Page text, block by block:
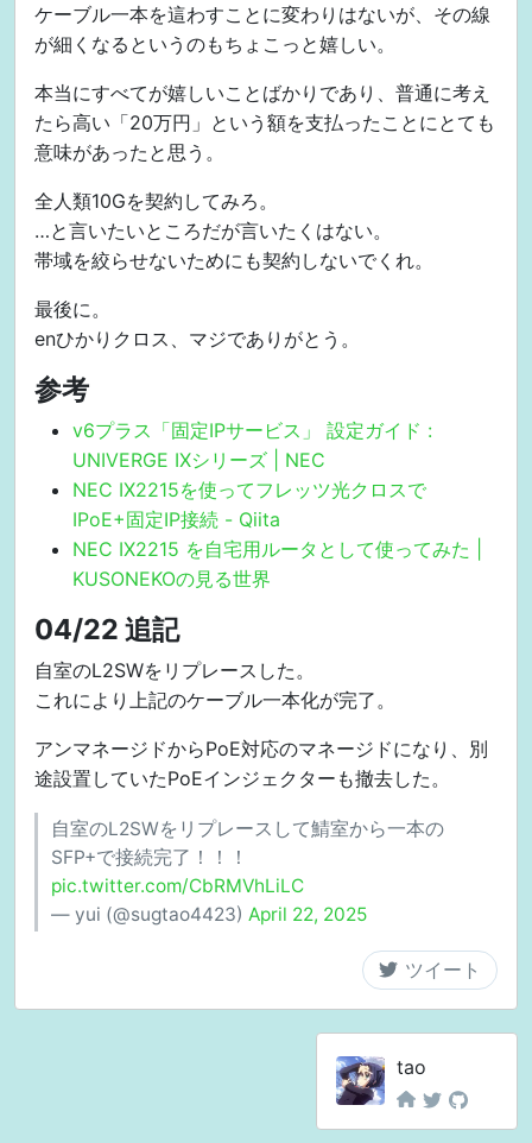
ipv6 interface-identifier
  ipv6 dhcp server dhcpv6-sv0
  ipv6 nd ra other-config-flag
  no shutdown
!
interface GigaEthernet3.1
  encapsulation dot1q 101 tpid 8100
  auto-connect
  ip address 10.0.1.1/24
  ip dhcp binding dhcp1
  ! IX 自身を ::1 に
ipv6 interface-identifier
  ipv6 nd ra enable
  no shutdown
interface GigaEthernet3.2
  encapsulation dot1q 102 tpid 8100
  auto-connect
  ip address 10.0.2.1/24
  ip dhcp binding dhcp2
  ipv6 enable
  ! IX 自身を ::1 に
ipv6 interface-identifier
  ipv6 dhcp server dhcpv6-sv2
  ipv6 nd ra enable
  ipv6 nd ra other-config-flag
  no shutdown
!
  tunnel mode 4-over-6
  tunnel destination BR-ADDRESS
  ip address IP-ADDRESS
  ip tcp adjust-mss auto
  ip napt service http 10.0.x.xx none tcp 80
  ip napt service https 10.0.x.xx none tcp 443
ケーブル一本を這わすことに変わりはないが、その線
が細くなるというのもちょこっと嬉しい。
本当にすべてが嬉しいことばかりであり、普通に考え
たら高い「20万円」という額を支払ったことにとても
意味があったと思う。
全人類10Gを契約してみろ。
…と言いたいところだが言いたくはない。
帯域を絞らせないためにも契約しないでくれ。
最後に。
enひかりクロス、マジでありがとう。
参考
v6プラス「固定IPサービス」 設定ガイド :
UNIVERGE IXシリーズ | NEC
NEC IX2215を使ってフレッツ光クロスで
IPoE+固定IP接続 - Qiita
NEC IX2215 を自宅用ルータとして使ってみた |
KUSONEKOの見る世界
04/22 追記
自室のL2SWをリプレースした。
これにより上記のケーブル一本化が完了。
アンマネージドからPoE対応のマネージドになり、別
途設置していたPoEインジェクターも撤去した。
自室のL2SWをリプレースして鯖室から一本の
SFP+で接続完了！！！
pic.twitter.com/CbRMVhLiLC
— yui (@sugtao4423) April 22, 2025
tao